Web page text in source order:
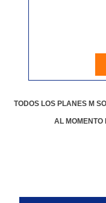
TODOS LOS PLANES M
AL MOMENTO